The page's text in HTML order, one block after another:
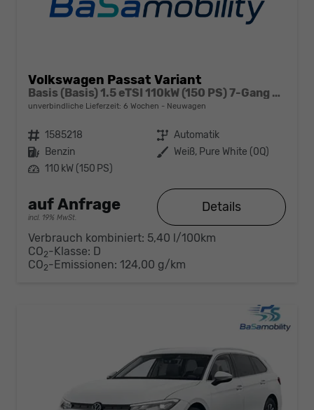
Volkswagen Passat Variant
Basis (Basis) 1.5 eTSI 110kW (150 PS) 7-Gang DSG
unverbindliche Lieferzeit: 6 Wochen Neuwagen
Fahrzeugnr. 1585218 Getriebe Automatik
Kraftstoff Benzin Außenfarbe Weiß, Pure White (0Q)
Leistung 110 kW (150 PS)
auf Anfrage
incl. 19% MwSt.
Details
Verbrauch kombiniert: 5,40 l/100km
CO2-Klasse: D
CO2-Emissionen: 124,00 g/km